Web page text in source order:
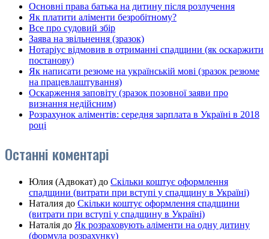
Основні права батька на дитину після розлучення
Як платити аліменти безробітному?
Все про судовий збір
Заява на звільнення (зразок)
Нотаріус відмовив в отриманні спадщини (як оскаржити
постанову)
Як написати резюме на українській мові (зразок резюме
на працевлаштування)
Оскарження заповіту (зразок позовної заяви про
визнання недійсним)
Розрахунок аліментів: середня зарплата в Україні в 2018
році
Останні коментарі
Юлия (Адвокат) до Скільки коштує оформлення
спадщини (витрати при вступі у спадщину в Україні)
Наталия до Скільки коштує оформлення спадщини
(витрати при вступі у спадщину в Україні)
Наталія до Як розраховують аліменти на одну дитину
(формула розрахунку)